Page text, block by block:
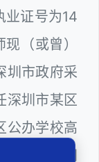
业证号为14
（或曾）
圳市政府采
深圳市某区
公办学校高
机信息网